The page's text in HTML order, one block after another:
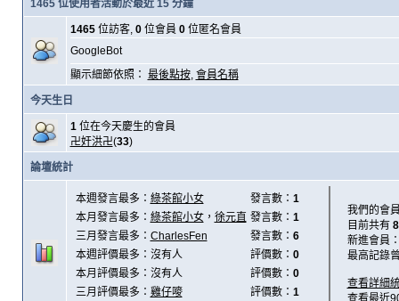
1465 位使用者活動於最近 15 分鐘
1465位訪客, 0位會員 0位匿名會員
GoogleBot
顯示細節依照： 最後點按, 會員名稱
今天生日
1位在今天慶生的會員
卍奸洪卍(33)
論壇統計
本週發言最多： 綠茶館小女 發言數： 1
本月發言最多： 綠茶館小女， 徐元直 發言數： 1
三月發言最多： CharlesFen 發言數： 6
本週評價最多：沒有人
評價數： 0
本月評價最多：沒有人
評價數： 0
三月評價最多： 雞仔嘜 評價數： 1
我們的會
目前共有
新進會員
最高記錄
查看詳細
查看最近